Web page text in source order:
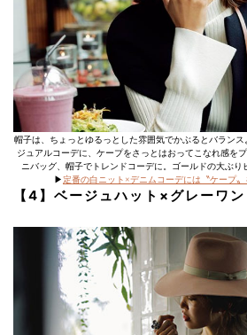
帽子は、ちょっとゆるっとした雰囲気でかぶるとバラン
ジュアルコーデに、ケープをさっとはおってこなれ感を
ニバッグ、帽子でトレンドコーデに。ゴールドの大ぶり
▶︎定番の白ニット×デニムコーデには〝ケープ〟
【4】ベージュハット×グレーワ